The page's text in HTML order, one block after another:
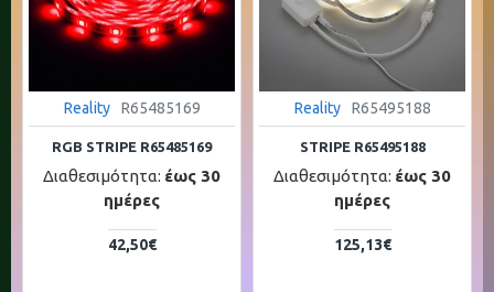
Reality R65485169
RGB STRIPE R65485169
Διαθεσιμότητα: έως 30
ημέρες
42,50€
Reality R65495188
STRIPE R65495188
Διαθεσιμότητα: έως 30
ημέρες
125,13€